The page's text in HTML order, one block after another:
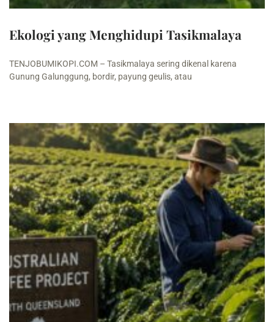
Ekologi yang Menghidupi Tasikmalaya
TENJOBUMIKOPI.COM – Tasikmalaya sering dikenal karena
Gunung Galunggung, bordir, payung geulis, atau